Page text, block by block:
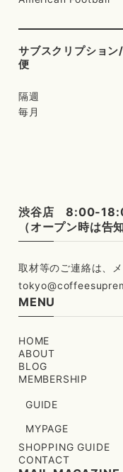
サブスクリプション
便
隔週
毎月
渋谷店 8:00-
（オープン時は告知
MENU
HOME
ABOUT
BLOG
MEMBERSHIP
GUIDE
MYPAGE
SHOPPING GUIDE
CONTACT